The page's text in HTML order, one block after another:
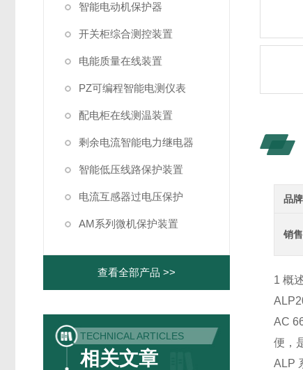
智能电动机保护器
开关柜综合测控装置
电能质量在线装置
PZ可编程智能电测仪表
配电柜在线测温装置
剩余电流智能电力继电器
智能低压线路保护装置
电流互感器过电压保护
AM系列微机保护装置
查看全部产品 >>
TECHNICAL ARTICLES
相关文章
品牌
销
1 概
AC
便，
ALP